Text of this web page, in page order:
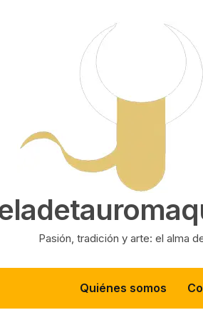
Pasión, tradición y arte: el alma
Quiénes somos